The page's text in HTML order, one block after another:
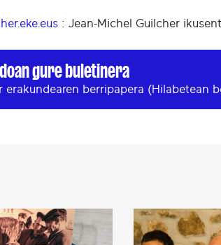
: Jean-Michel Guilcher
gure buletinera
erakundearen berripapera (Hilabetean